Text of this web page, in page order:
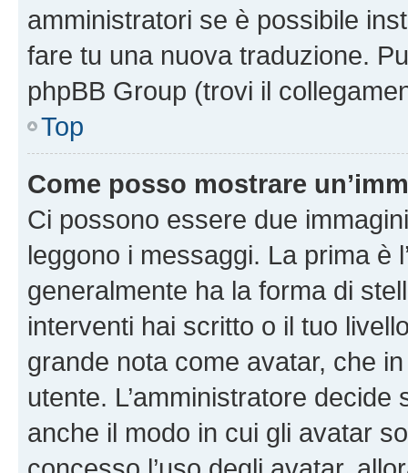
amministratori se è possibile
fare tu una nuova traduzione.
phpBB Group (trovi il
Top
Come posso mostrare
Ci possono essere due
leggono i messaggi. La prima è
generalmente ha la forma di
interventi hai scritto o il tuo
grande nota come avatar, che
utente. L’amministratore
anche il modo in cui gli avatar